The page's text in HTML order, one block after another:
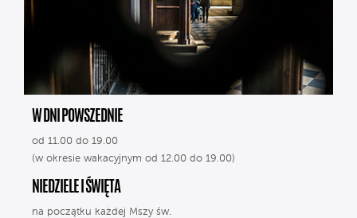
W DNI POWSZEDNIE
od 11.00 do 19.00
(w okresie wakacyjnym od 12.00 do 19.00)
NIEDZIELE I ŚWIĘTA
na początku każdej Mszy św.